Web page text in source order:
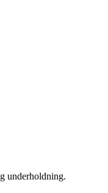
underholdning.